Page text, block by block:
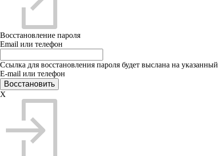
Восстановление пароля
Email или телефон
Ссылка для восстановления пароля будет выслана на указанный
E-mail или телефон
X